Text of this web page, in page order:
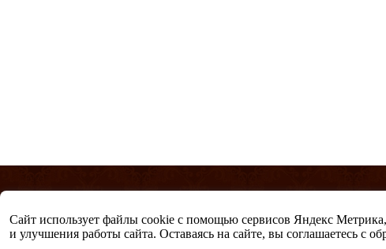
Виртуальный Психологический Клуб
Все права защищены
Политика конфиденциальности
Сайт использует файлы cookie с помощью сервисов Яндекс
и улучшения работы сайта. Оставаясь на сайте, вы соглашаетесь с